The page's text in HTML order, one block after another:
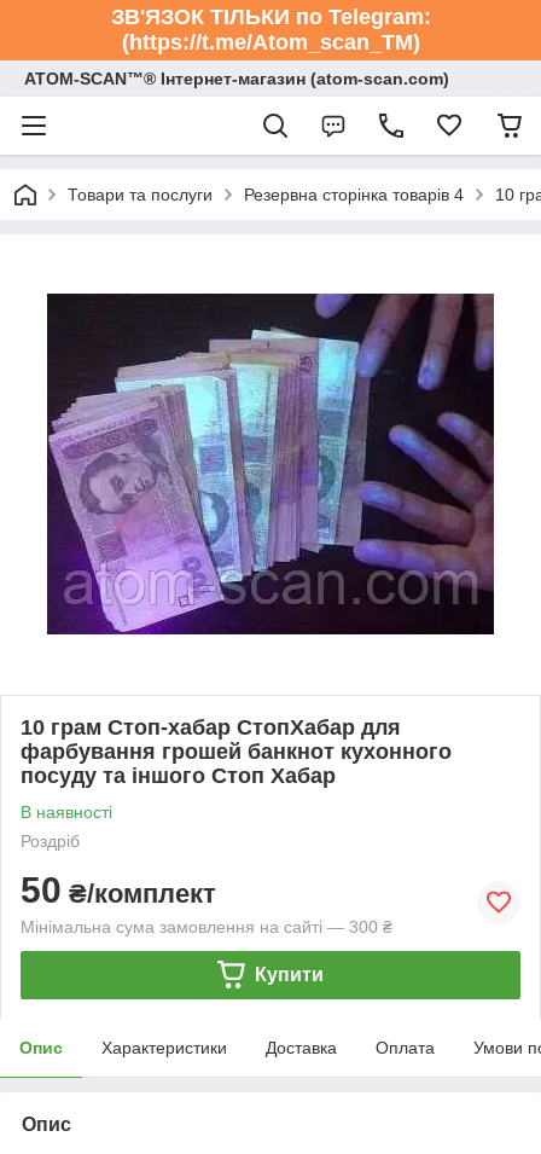
ЗВ'ЯЗОК ТІЛЬКИ по Telegram:
(https://t.me/Atom_scan_TM)
ATOM-SCAN™® Інтернет-магазин (atom-scan.com)
Товари та послуги Резервна сторінка товарів 4 10
10 грам Стоп-хабар СтопХабар для
фарбування грошей банкнот кухонного
посуду та іншого Стоп Хабар
В наявності
Роздріб
50 ₴/комплект
Мінімальна сума замовлення на сайті — 300 ₴
Купити
Опис Характеристики Доставка Оплата Умови
Опис